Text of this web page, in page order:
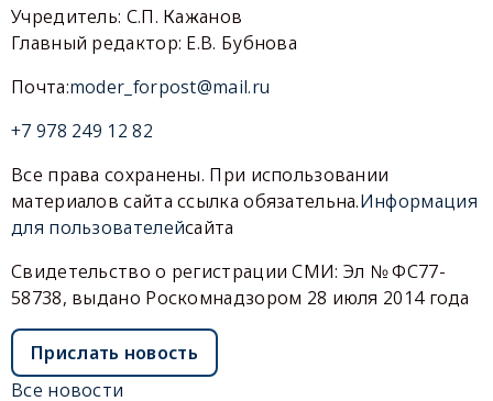
Учредитель: С.П. Кажанов
Главный редактор: Е.В. Бубнова
Почта:moder_forpost@mail.ru
+7 978 249 12 82
Все права сохранены. При использовании
материалов сайта ссылка обязательна.Информация
для пользователейсайта
Свидетельство о регистрации СМИ: Эл № ФС77-
58738, выдано Роскомнадзором 28 июля 2014 года
Прислать новость
Все новости